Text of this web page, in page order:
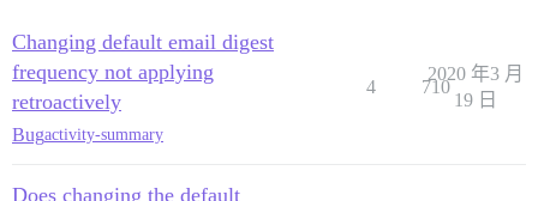
Changing default email digest
frequency not applying
retroactively
Bugactivity-summary
4 710
2020 年3 月
19 日
Does changing the default